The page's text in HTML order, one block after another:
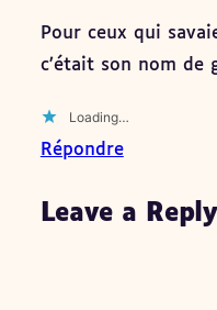
Pour ceux qui
c’était son nom de
Loading…
Répondre
Leave a Reply